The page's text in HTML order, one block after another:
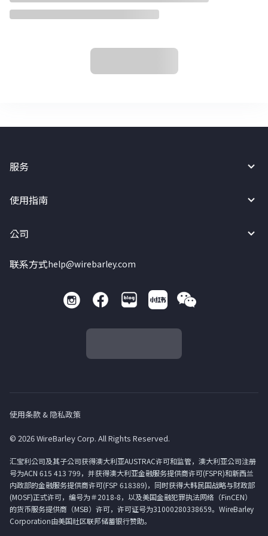
服务
使用指南
公司
联系方式help@wirebarley.com
使用条款 & 隐私政策
© 2026 WireBarley Corp. All Rights Reserved.
汇宝利公司及其子公司获得澳大利亚AUSTRAC许可和监管，澳大利亚公司注册
号为ACN 615 413 799，并获得澳大利亚金融服务提供商许可(FSPR)和新西兰
内政部的金融服务提供商许可(FSP 618389)，同时获得大韩民国战略与财政部
(MOSF)正式许可，编号为＃2018-8，以及美国金融犯罪执法网络（FinCEN）
的货币服务提供商（MSB）许可，许可证号为31000280338659。WireBarley
Corporation由美国社区联邦储蓄银行赞助。